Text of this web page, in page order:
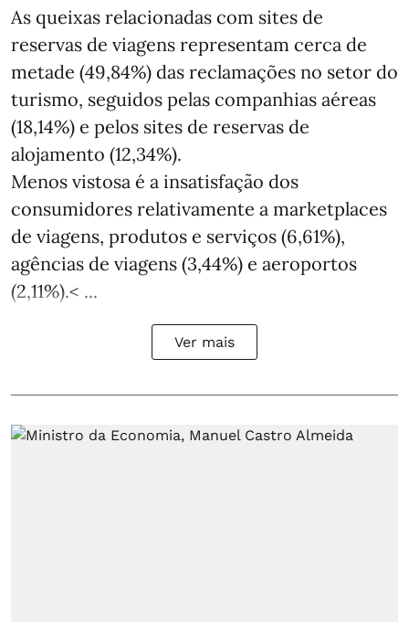
As queixas relacionadas com sites de
reservas de viagens representam cerca de
metade (49,84%) das reclamações no setor do
turismo, seguidos pelas companhias aéreas
(18,14%) e pelos sites de reservas de
alojamento (12,34%).
Menos vistosa é a insatisfação dos
consumidores relativamente a marketplaces
de viagens, produtos e serviços (6,61%),
agências de viagens (3,44%) e aeroportos
(2,11%).< ...
Ver mais